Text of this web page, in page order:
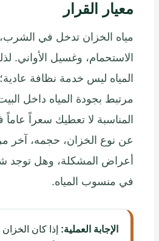
معيار القرار
مياه الخزان تدخل في الشرب،
الاستحمام، وغسيل الأواني.
المياه ليس خدمة نظافة
مرتبط بجودة المياه داخل
المناسبة لا تعطيك سعراً
عن نوع الخزان، حجمه، آخر
أعراض المشكلة، وهل توجد
في منسوب المياه.
الإجابة العملية: إذا كان